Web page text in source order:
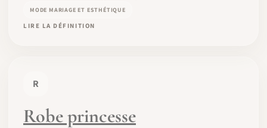
MODE MARIAGE ET ESTHÉTIQUE
LIRE LA DÉFINITION
R
Robe princesse